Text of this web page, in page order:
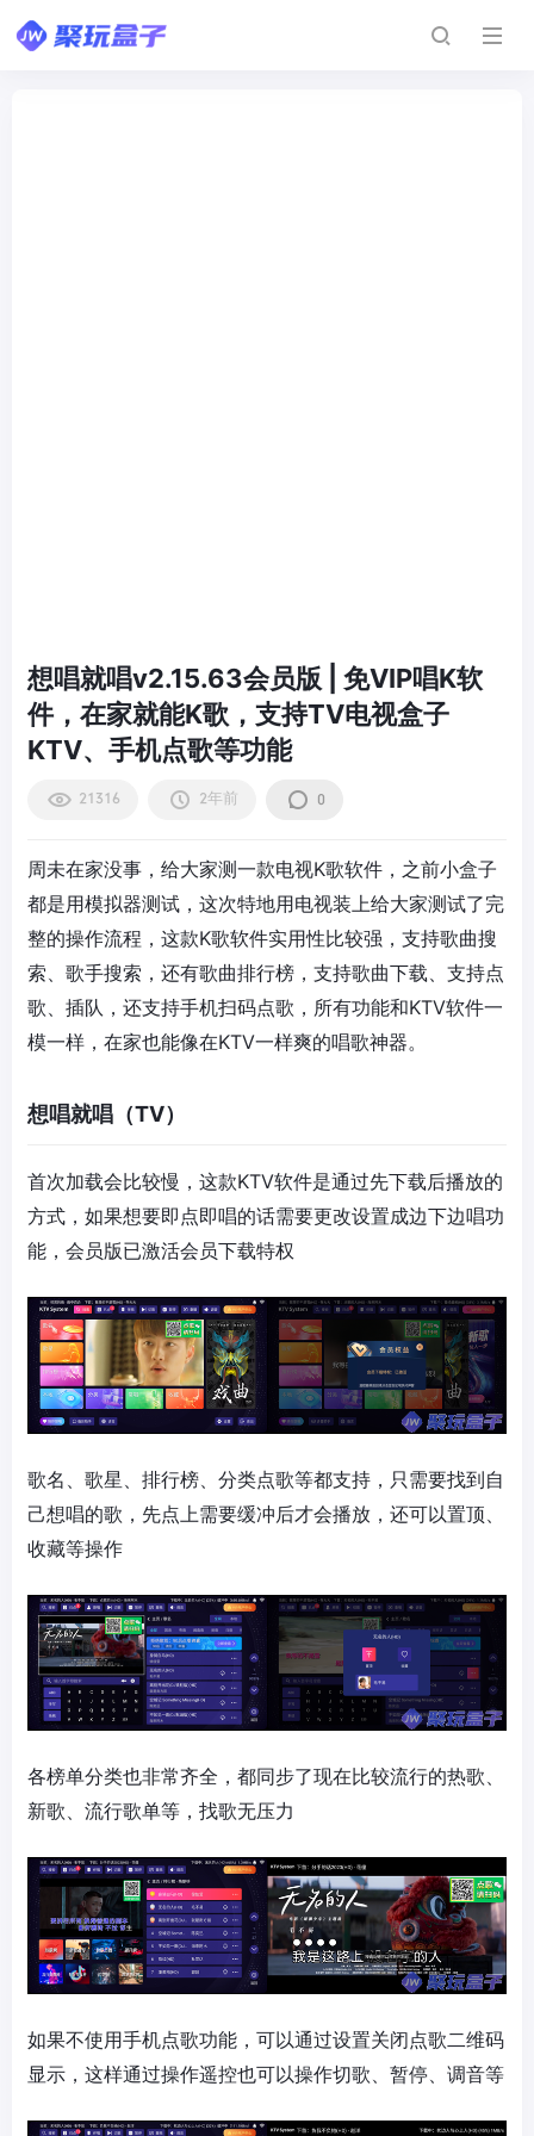
想唱就唱v2.15.63会员版 | 免VIP唱K软
件，在家就能K歌，支持TV电视盒子
KTV、手机点歌等功能
21316 2年前 0
周未在家没事，给大家测一款电视K歌软件，之前小盒子
都是用模拟器测试，这次特地用电视装上给大家测试了完
整的操作流程，这款K歌软件实用性比较强，支持歌曲搜
索、歌手搜索，还有歌曲排行榜，支持歌曲下载、支持点
歌、插队，还支持手机扫码点歌，所有功能和KTV软件一
模一样，在家也能像在KTV一样爽的唱歌神器。
想唱就唱（TV）
首次加载会比较慢，这款KTV软件是通过先下载后播放的
方式，如果想要即点即唱的话需要更改设置成边下边唱功
能，会员版已激活会员下载特权
歌名、歌星、排行榜、分类点歌等都支持，只需要找到自
己想唱的歌，先点上需要缓冲后才会播放，还可以置顶、
收藏等操作
各榜单分类也非常齐全，都同步了现在比较流行的热歌、
新歌、流行歌单等，找歌无压力
如果不使用手机点歌功能，可以通过设置关闭点歌二维码
显示，这样通过操作遥控也可以操作切歌、暂停、调音等